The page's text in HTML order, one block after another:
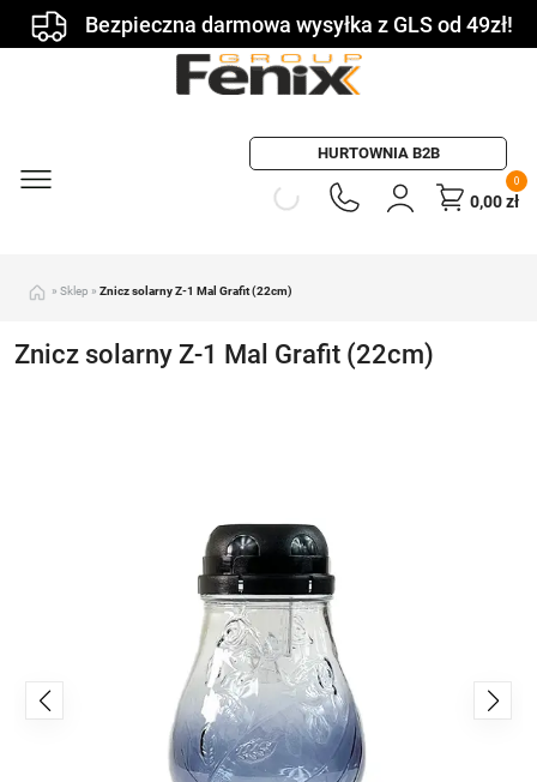
Bezpieczna darmowa wysyłka z GLS od 49zł!
HURTOWNIA B2B
0
0,00zł
» Sklep » Znicz solarny Z-1 Mal Grafit (22cm)
Znicz solarny Z-1 Mal Grafit (22cm)